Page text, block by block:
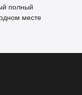
полный
месте